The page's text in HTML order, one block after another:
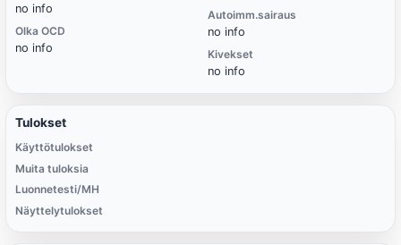
no info
Olka OCD
no info
Autoimm.sairaus
no info
Kivekset
no info
Tulokset
Käyttötulokset
Muita tuloksia
Luonnetesti/MH
Näyttelytulokset